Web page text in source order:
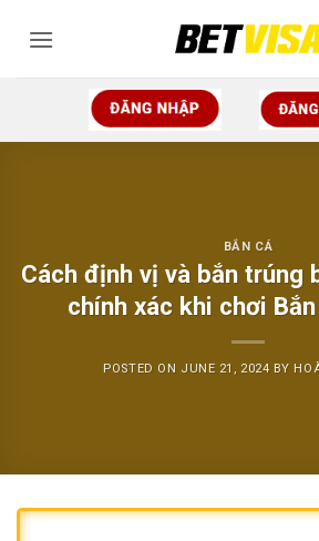
BẮN CÁ
Cách định vị và bắn trúng
chính xác khi chơi
POSTED ON JUNE 21, 2024 BY